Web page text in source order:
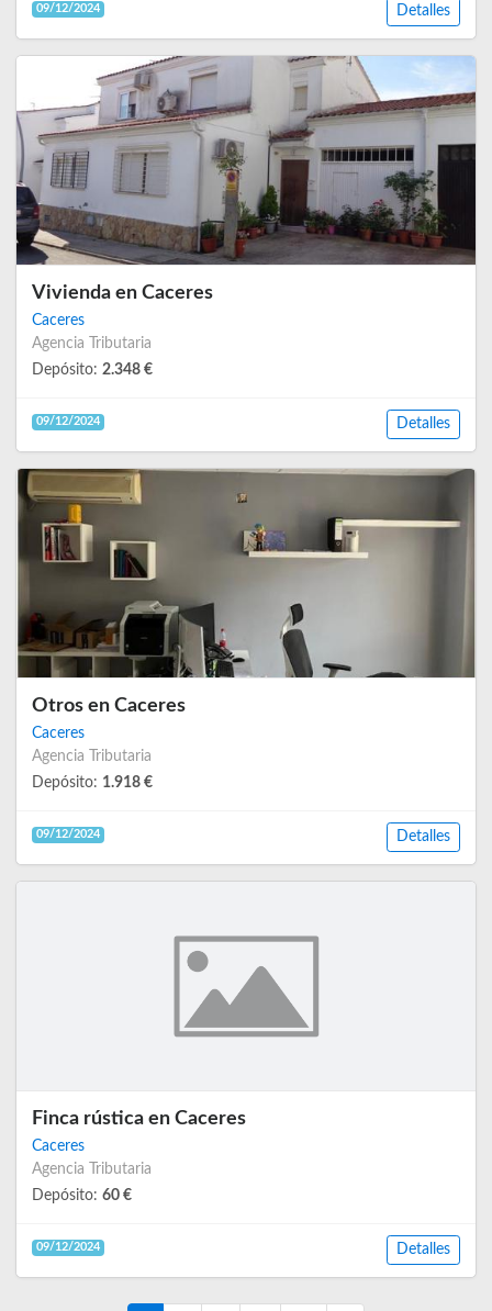
09/12/2024 Detalles
Vivienda en Caceres
Caceres
Agencia Tributaria
Depósito: 2.348 €
09/12/2024 Detalles
Otros en Caceres
Caceres
Agencia Tributaria
Depósito: 1.918 €
09/12/2024 Detalles
Finca rústica en Caceres
Caceres
Agencia Tributaria
Depósito: 60 €
09/12/2024 Detalles